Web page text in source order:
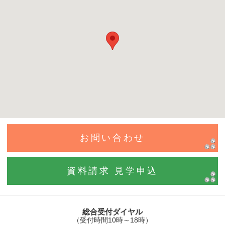
お問い合わせ
資料請求 見学申込
総合受付ダイヤル
（受付時間10時～18時）